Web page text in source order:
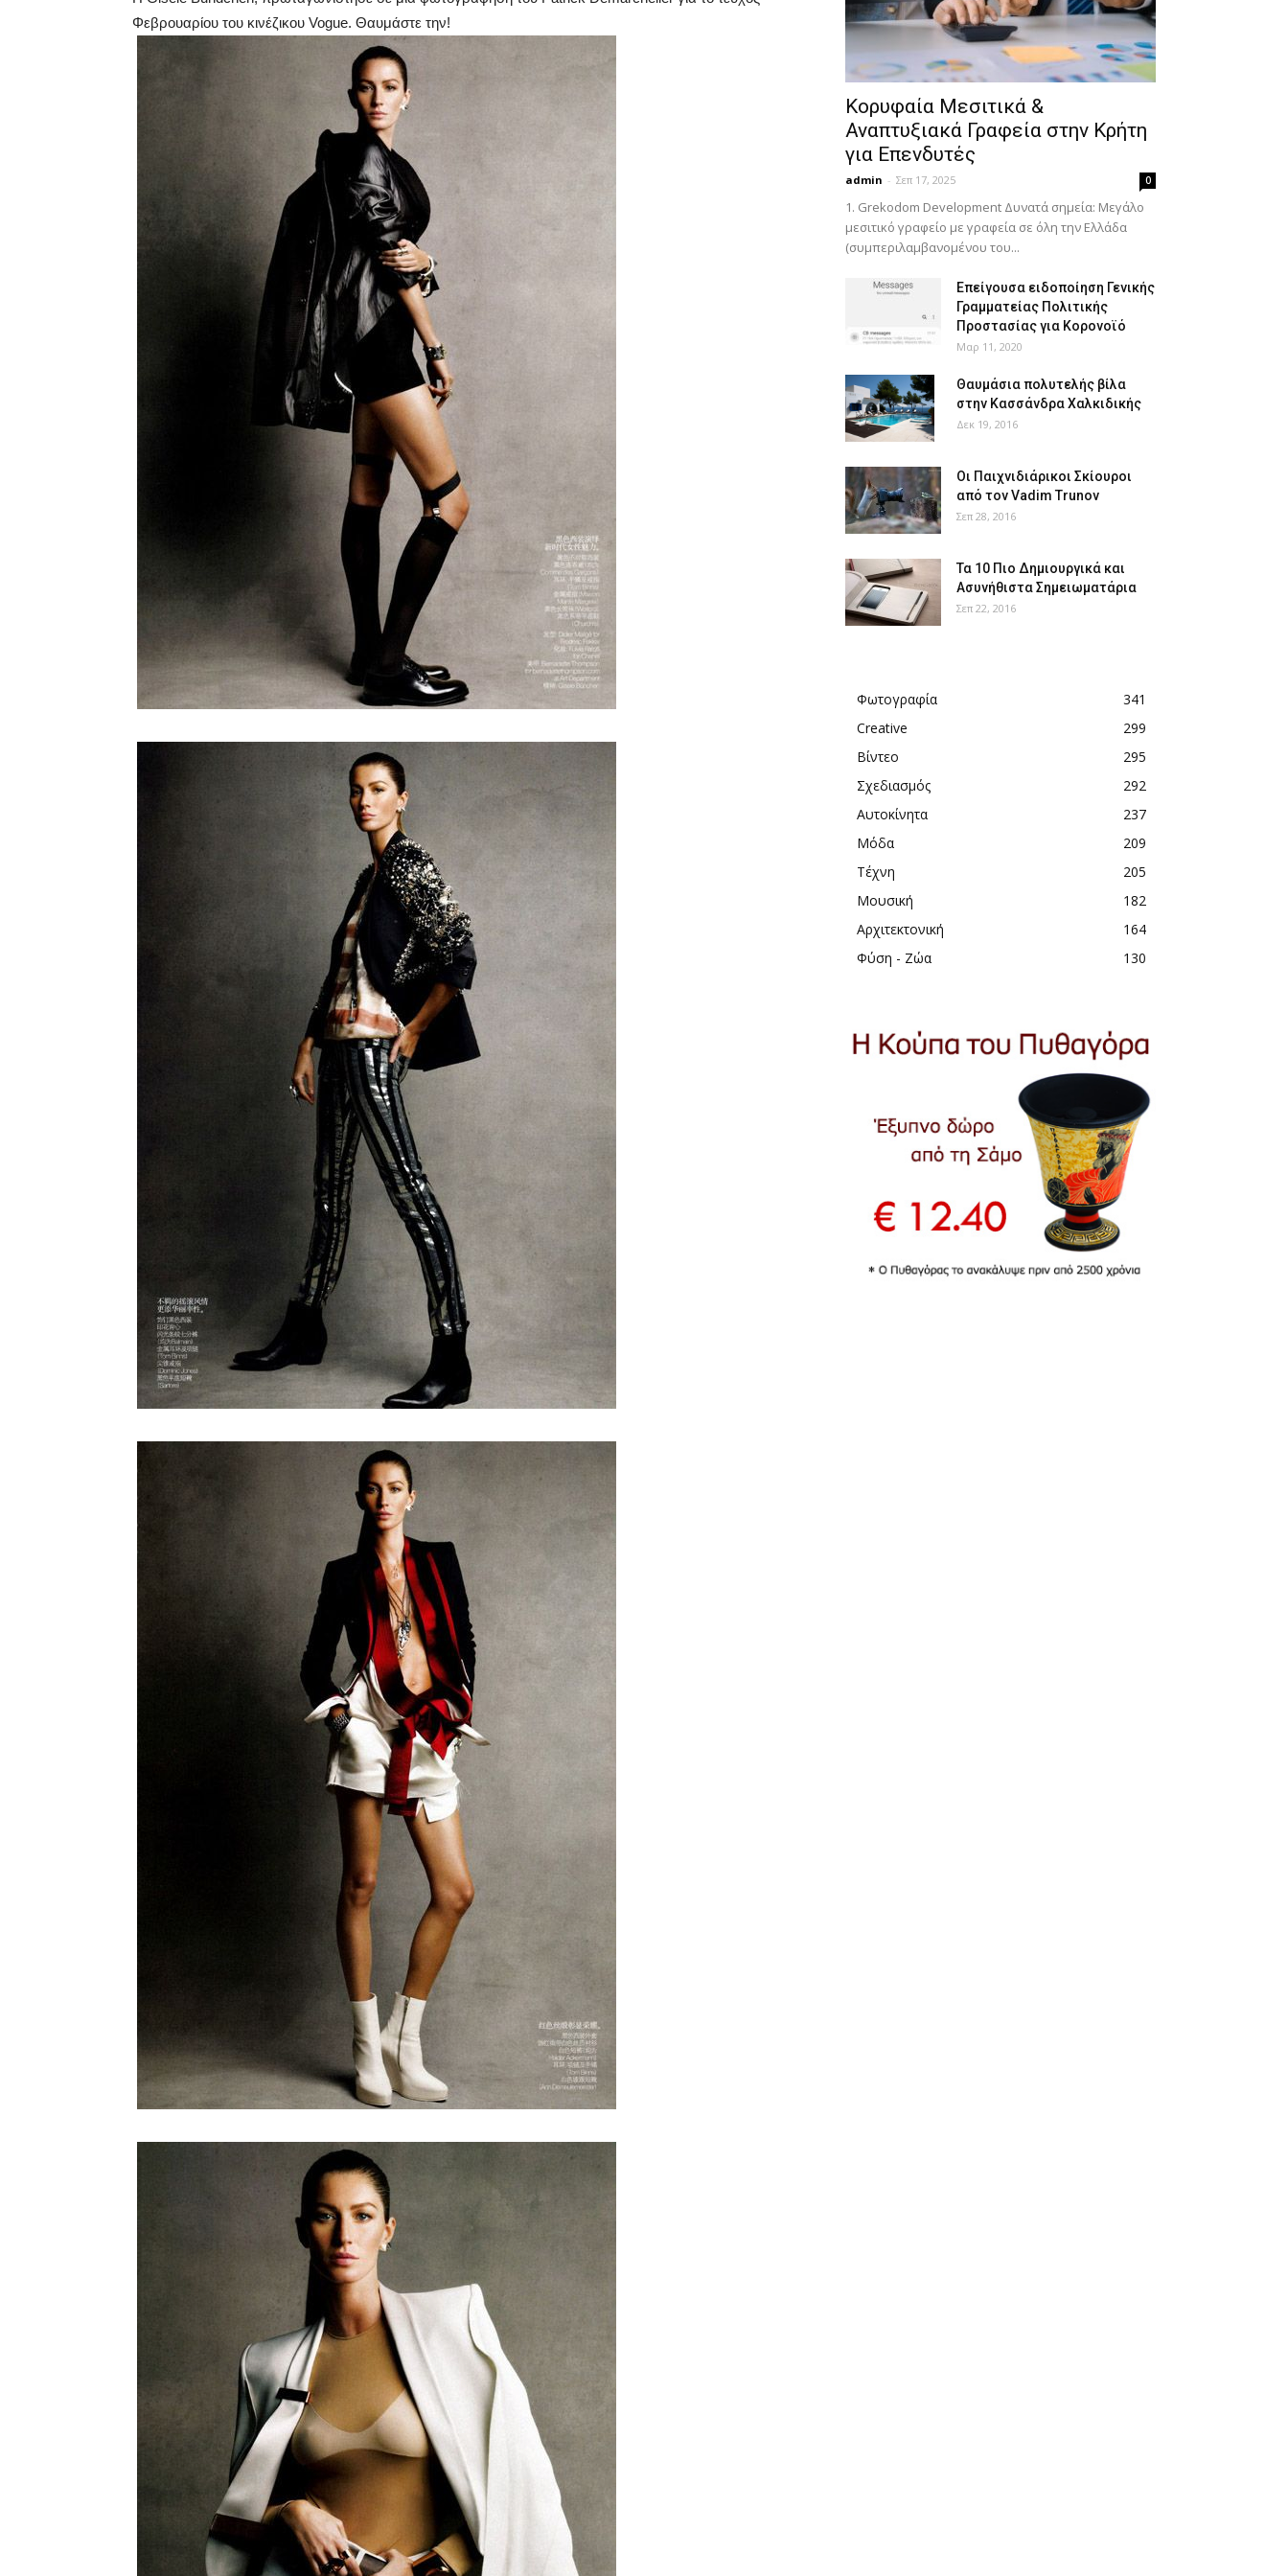
Φεβρουαρίου του κινέζικου Vogue. Θαυμάστε την!
Κορυφαία Μεσιτικά &
Αναπτυξιακά Γραφεία στην Κρήτη
για Επενδυτές
admin - Σεπ 17, 2025 0
1. Grekodom Development Δυνατά σημεία: Μεγάλο
μεσιτικό γραφείο με γραφεία σε όλη την Ελλάδα
(συμπεριλαμβανομένου του...
Επείγουσα ειδοποίηση Γενικής
Γραμματείας Πολιτικής
Προστασίας για Κορονοϊό
Μαρ 11, 2020
Θαυμάσια πολυτελής βίλα
στην Κασσάνδρα Χαλκιδικής
Δεκ 19, 2016
Οι Παιχνιδιάρικοι Σκίουροι
από τον Vadim Trunov
Σεπ 28, 2016
Τα 10 Πιο Δημιουργικά και
Ασυνήθιστα Σημειωματάρια
Σεπ 22, 2016
Φωτογραφία
341
Creative
299
Βίντεο
295
Σχεδιασμός
292
Αυτοκίνητα
237
Μόδα
209
Τέχνη
205
Μουσική
182
Αρχιτεκτονική
164
Φύση - Ζώα
130